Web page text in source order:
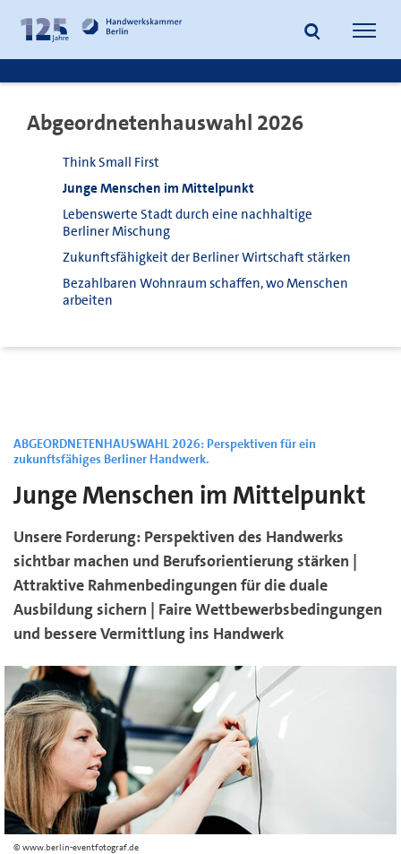
Inhalt
springen
Fußzeile
springen
Suche
Abgeordnetenhauswahl 2026
Think Small First
Junge Menschen im Mittelpunkt
Lebenswerte Stadt durch eine nachhaltige
Berliner Mischung
Zukunftsfähigkeit der Berliner Wirtschaft stärken
Bezahlbaren Wohnraum schaffen, wo Menschen
arbeiten
ABGEORDNETENHAUSWAHL 2026: Perspektiven für ein
zukunftsfähiges Berliner Handwerk.
Junge Menschen im Mittelpunkt
Unsere Forderung: Perspektiven des Handwerks
sichtbar machen und Berufsorientierung stärken |
Attraktive Rahmenbedingungen für die duale
Ausbildung sichern | Faire Wettbewerbsbedingungen
und bessere Vermittlung ins Handwerk
www.berlin-eventfotograf.de